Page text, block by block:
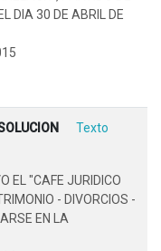
DIA 30 DE ABRIL DE
Texto
EL "CAFE JURIDICO
- DIVORCIOS -
EN LA